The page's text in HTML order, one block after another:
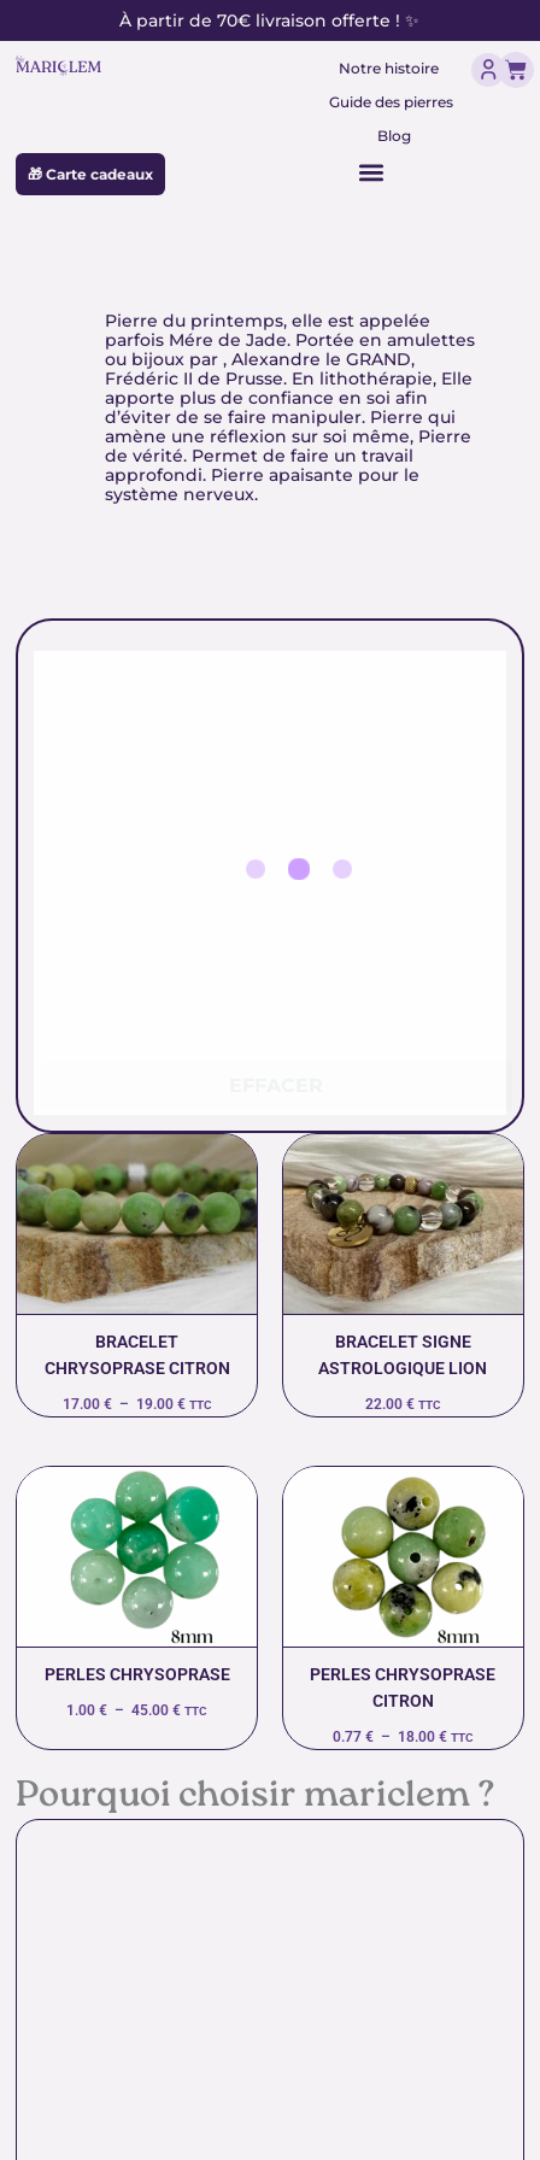
au
contenu
À partir de 70€ livraison offerte ! ✨
Notre histoire
Guide des pierres
Blog
🎁 Carte cadeaux
Pierre du printemps, elle est appelée
parfois Mére de Jade. Portée en amulettes
ou bijoux par , Alexandre le GRAND,
Frédéric II de Prusse. En lithothérapie, Elle
apporte plus de confiance en soi afin
d’éviter de se faire manipuler. Pierre qui
amène une réflexion sur soi même, Pierre
de vérité. Permet de faire un travail
approfondi. Pierre apaisante pour le
système nerveux.
BRACELET
CHRYSOPRASE CITRON
17.00 € – 19.00 €
de
prix :
17.00 €
à
19.00 €
TTC
BRACELET SIGNE
ASTROLOGIQUE LION
22.00 € TTC
PERLES CHRYSOPRASE
1.00€ – 45.00€
de
prix :
1.00 €
à
45.00 €
TTC
PERLES CHRYSOPRASE
CITRON
0.77 € – 18.00 €
prix :
0.77 €
à
18.00 €
TTC
Pourquoi choisir mariclem ?